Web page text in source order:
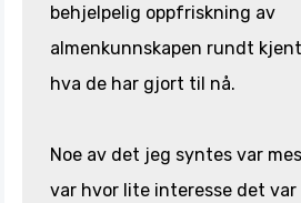
behjelpelig oppfriskning av
almenkunnskapen rundt
hva de har gjort til nå.
Noe av det jeg syntes var
var hvor lite interesse det